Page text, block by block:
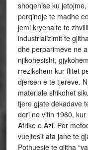
shoqenise ku
perqindje te madhe
jemi kryenalte te
industrializimit te
dhe perparimeve ne
njikohesisht,
rrezikshem kur flitet
djersen e te tjereve.
materiale shikohet
tjere gjate dekadave
deri ne vitin 1960,
Afrike e Azi. Por
vuejtesit ata jane te
Pothuesje te gjitha